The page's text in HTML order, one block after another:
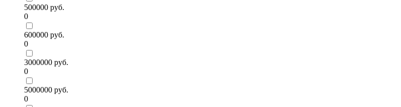
500000 руб.
0
600000 руб.
0
3000000 руб.
0
5000000 руб.
0